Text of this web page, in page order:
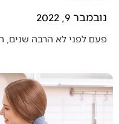
נובמבר 9, 2022
פעם לפני לא הרבה